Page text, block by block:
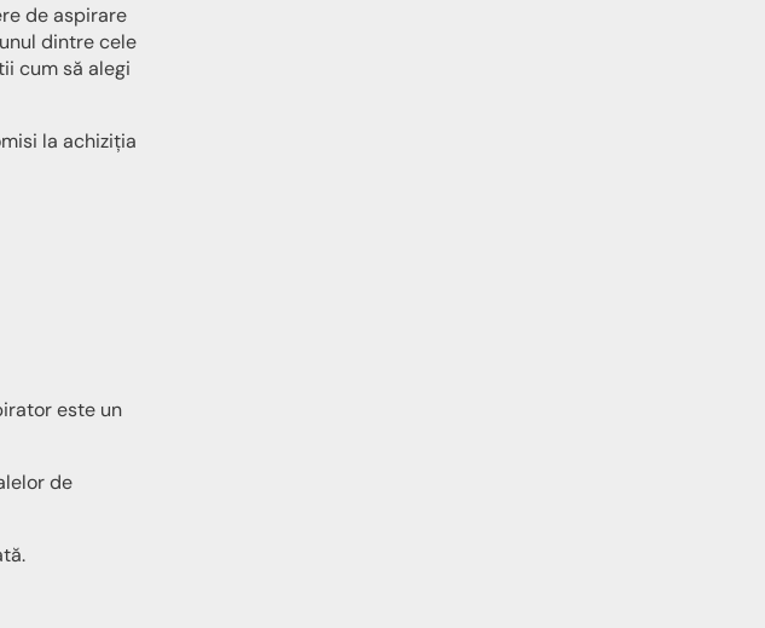
de aspirare
dintre cele
cum să alegi
la achiziția
este un
de